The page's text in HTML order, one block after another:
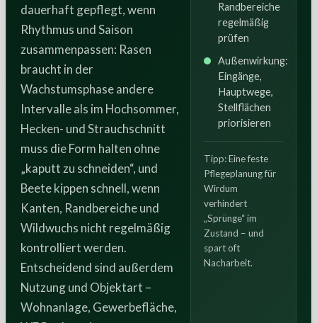
dauerhaft gepflegt, wenn
Rhythmus und Saison
zusammenpassen: Rasen
braucht in der
Wachstumsphase andere
Intervalle als im Hochsommer,
Hecken- und Strauchschnitt
muss die Form halten ohne
„kaputt zu schneiden“, und
Beete kippen schnell, wenn
Kanten, Randbereiche und
Wildwuchs nicht regelmäßig
kontrolliert werden.
Entscheidend sind außerdem
Nutzung und Objektart –
Wohnanlage, Gewerbefläche,
Randbereiche
regelmäßig
prüfen
Außenwirkung:
Eingänge,
Hauptwege,
Stellflächen
priorisieren
Tipp: Eine feste
Pflegeplanung für
Wirdum
verhindert
„Sprünge“ im
Zustand – und
spart oft
Nacharbeit.